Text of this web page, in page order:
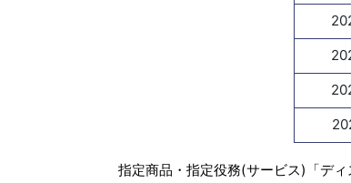
指定商品・指定役務(サービス)「デ